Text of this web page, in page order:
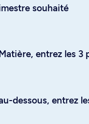
souhaité
entrez les
dessous, entrez